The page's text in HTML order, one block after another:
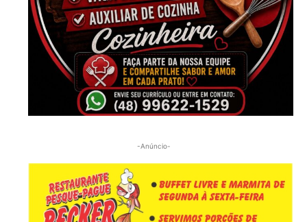
-Anúncio-